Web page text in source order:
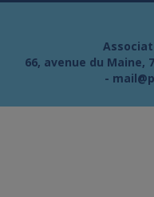
66, avenue du Maine,
-